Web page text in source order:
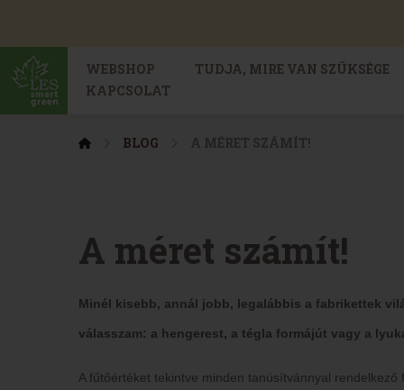
WEBSHOP TUDJA, MIRE VAN SZÜKSÉGE
KAPCSOLAT
BLOG A MÉRET SZÁMÍT!
A méret számít!
Minél kisebb, annál jobb, legalábbis a fabrikettek
válasszam: a hengerest, a tégla formájút vagy a
A fűtőértéket tekintve minden tanúsítvánnyal